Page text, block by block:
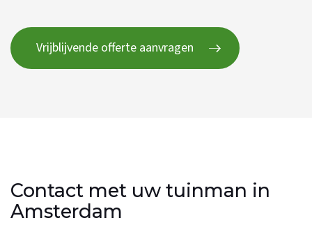
Vrijblijvende offerte aanvragen
Contact met uw tuinman in
Amsterdam